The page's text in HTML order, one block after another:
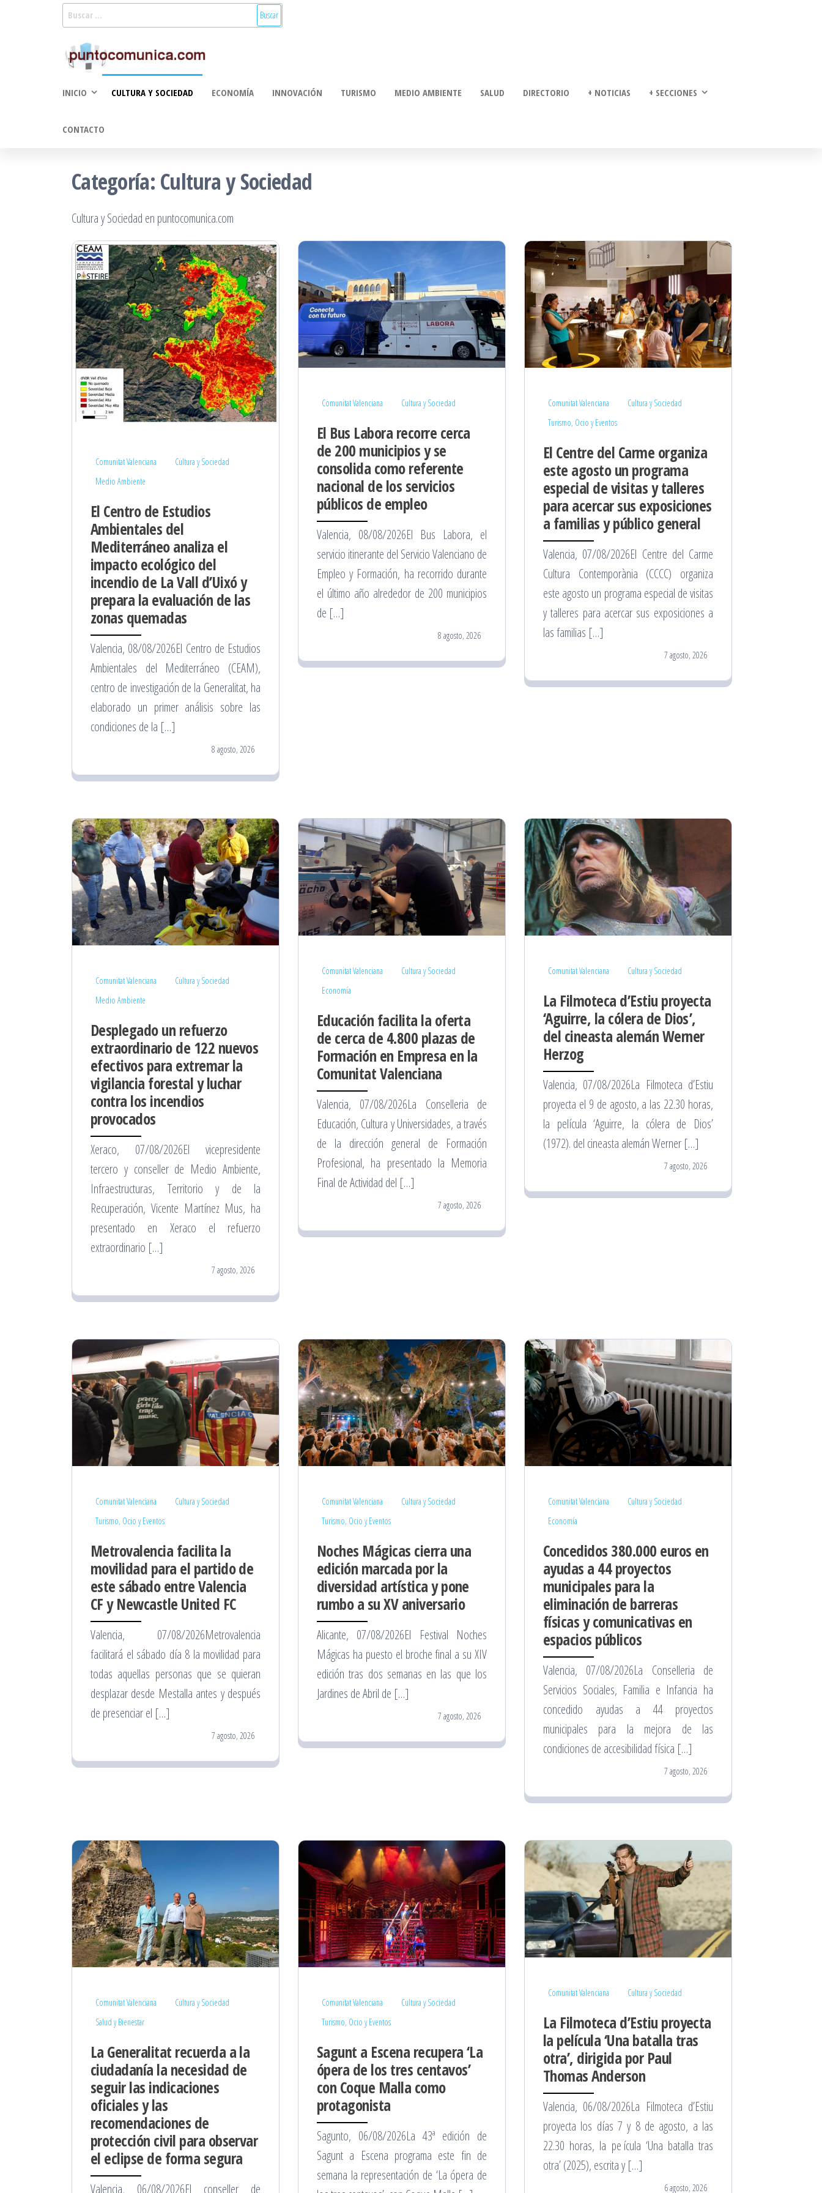
2.0
economía,
INICIO CULTURA Y SOCIEDAD ECONOMÍA INNOVACIÓN TURISMO MEDIO AMBIENTE SALUD DIRECTORIO + NOTICIAS + SECCIONES
CONTACTO
Categoría: Cultura y Sociedad
Cultura y Sociedad en puntocomunica.com
Comunitat Valenciana
Cultura y Sociedad
Medio Ambiente
El Centro de Estudios
Ambientales del
Mediterráneo analiza el
impacto ecológico del
incendio de La Vall d’Uixó y
prepara la evaluación de las
zonas quemadas
Valencia, 08/08/2026El Centro de Estudios
Ambientales del Mediterráneo (CEAM),
centro de investigación de la Generalitat, ha
elaborado un primer análisis sobre las
condiciones de la […]
8 agosto, 2026
Comunitat Valenciana Cultura y Sociedad
El Bus Labora recorre cerca
de 200 municipios y se
consolida como referente
nacional de los servicios
públicos de empleo
Valencia, 08/08/2026El Bus Labora, el
servicio itinerante del Servicio Valenciano de
Empleo y Formación, ha recorrido durante
el último año alrededor de 200 municipios
de […]
8 agosto, 2026
Comunitat Valenciana
Cultura y Sociedad
Turismo, Ocio y Eventos
El Centre del Carme organiza
este agosto un programa
especial de visitas y talleres
para acercar sus exposiciones
a familias y público general
Valencia, 07/08/2026El Centre del Carme
Cultura Contemporània (CCCC) organiza
este agosto un programa especial de visitas
y talleres para acercar sus exposiciones a
las familias […]
7 agosto, 2026
Comunitat Valenciana
Cultura y Sociedad
Medio Ambiente
Desplegado un refuerzo
extraordinario de 122 nuevos
efectivos para extremar la
vigilancia forestal y luchar
contra los incendios
provocados
Xeraco, 07/08/2026El vicepresidente
tercero y conseller de Medio Ambiente,
Infraestructuras, Territorio y de la
Recuperación, Vicente Martínez Mus, ha
presentado en Xeraco el refuerzo
extraordinario […]
7 agosto, 2026
Comunitat Valenciana
Cultura y Sociedad
Economía
Educación facilita la oferta
de cerca de 4.800 plazas de
Formación en Empresa en la
Comunitat Valenciana
Valencia, 07/08/2026La Conselleria de
Educación, Cultura y Universidades, a través
de la dirección general de Formación
Profesional, ha presentado la Memoria
Final de Actividad del […]
7 agosto, 2026
Comunitat Valenciana Cultura y Sociedad
La Filmoteca d’Estiu proyecta
‘Aguirre, la cólera de Dios’,
del cineasta alemán Werner
Herzog
Valencia, 07/08/2026La Filmoteca d’Estiu
proyecta el 9 de agosto, a las 22.30 horas,
la película ‘Aguirre, la cólera de Dios’
(1972). del cineasta alemán Werner […]
7 agosto, 2026
Comunitat Valenciana
Cultura y Sociedad
Turismo, Ocio y Eventos
Metrovalencia facilita la
movilidad para el partido de
este sábado entre Valencia
CF y Newcastle United FC
Valencia, 07/08/2026Metrovalencia
facilitará el sábado día 8 la movilidad para
todas aquellas personas que se quieran
desplazar desde Mestalla antes y después
de presenciar el […]
7 agosto, 2026
Comunitat Valenciana
Cultura y Sociedad
Turismo, Ocio y Eventos
Noches Mágicas cierra una
edición marcada por la
diversidad artística y pone
rumbo a su XV aniversario
Alicante, 07/08/2026El Festival Noches
Mágicas ha puesto el broche final a su XIV
edición tras dos semanas en las que los
Jardines de Abril de […]
7 agosto, 2026
Comunitat Valenciana
Cultura y Sociedad
Economía
Concedidos 380.000 euros en
ayudas a 44 proyectos
municipales para la
eliminación de barreras
físicas y comunicativas en
espacios públicos
Valencia, 07/08/2026La Conselleria de
Servicios Sociales, Familia e Infancia ha
concedido ayudas a 44 proyectos
municipales para la mejora de las
condiciones de accesibilidad física […]
7 agosto, 2026
Comunitat Valenciana
Cultura y Sociedad
Salud y Bienestar
La Generalitat recuerda a la
ciudadanía la necesidad de
seguir las indicaciones
oficiales y las
recomendaciones de
protección civil para observar
el eclipse de forma segura
Valencia, 06/08/2026El conseller de
Comunitat Valenciana
Cultura y Sociedad
Turismo, Ocio y Eventos
Sagunt a Escena recupera ‘La
ópera de los tres centavos’
con Coque Malla como
protagonista
Sagunto, 06/08/2026La 43ª edición de
Sagunt a Escena programa este fin de
semana la representación de ‘La ópera de
Comunitat Valenciana Cultura y Sociedad
La Filmoteca d’Estiu proyecta
la película ‘Una batalla tras
otra’, dirigida por Paul
Thomas Anderson
Valencia, 06/08/2026La Filmoteca d’Estiu
proyecta los días 7 y 8 de agosto, a las
22.30 horas, la película ‘Una batalla tras
otra’ (2025), escrita y […]
6 agosto, 2026